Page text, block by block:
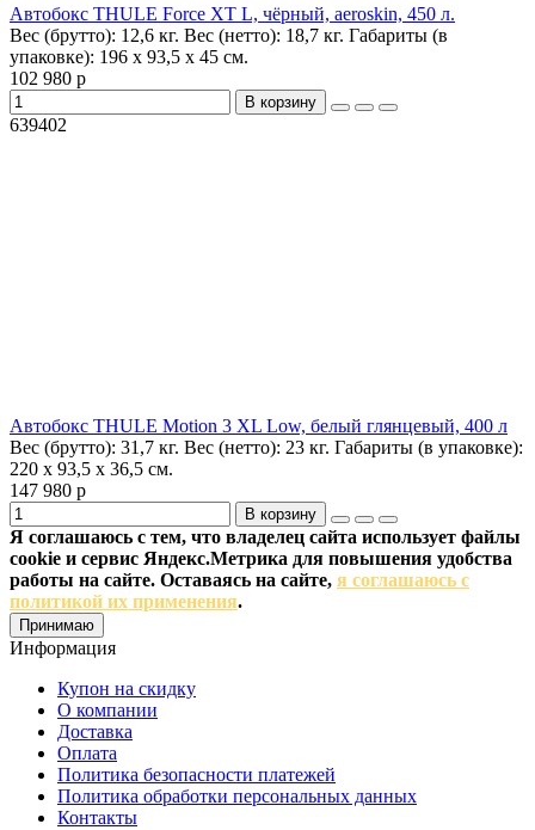
Автобокс THULE Force XT L, чёрный, aeroskin, 450 л.
Вес (брутто): 12,6 кг. Вес (нетто): 18,7 кг. Габариты (в
упаковке): 196 x 93,5 x 45 см.
102 980 р
В корзину
639402
Автобокс THULE Motion 3 XL Low, белый глянцевый, 400 л
Вес (брутто): 31,7 кг. Вес (нетто): 23 кг. Габариты (в упаковке):
220 x 93,5 x 36,5 см.
147 980 р
В корзину
Я соглашаюсь с тем, что владелец сайта использует файлы
cookie и сервис Яндекс.Метрика для повышения удобства
работы на сайте. Оставаясь на сайте, я соглашаюсь с
политикой их применения.
Принимаю
Информация
Купон на скидку
О компании
Доставка
Оплата
Политика безопасности платежей
Политика обработки персональных данных
Контакты